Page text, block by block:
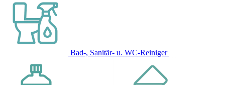
Bad-, Sanitär- u. WC-Reiniger